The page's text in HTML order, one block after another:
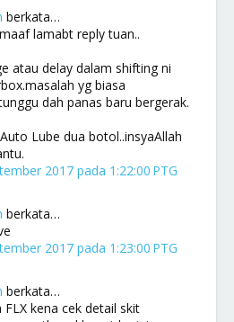
berkata…
lamabt reply tuan..
atau delay dalam shifting ni
yg biasa
dah panas baru bergerak.
Lube dua botol..insyaAllah
2017 pada 1:22:00 PTG
berkata…
2017 pada 1:23:00 PTG
berkata…
FLX kena cek detail skit